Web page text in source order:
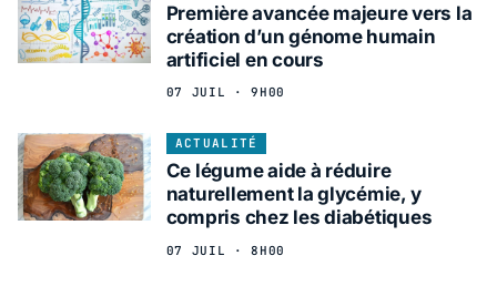
Première avancée majeure vers la
création d’un génome humain
artificiel en cours
07 JUIL · 9H00
ACTUALITÉ
Ce légume aide à réduire
naturellement la glycémie, y
compris chez les diabétiques
07 JUIL · 8H00